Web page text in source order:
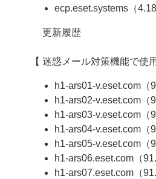
ecp.eset.systems（
更新履歴
【 迷惑メール対策機能で使用
h1-ars01-v.eset.com（
h1-ars02-v.eset.com（
h1-ars03-v.eset.com（
h1-ars04-v.eset.com（
h1-ars05-v.eset.com（
h1-ars06.eset.com（
h1-ars07.eset.com（